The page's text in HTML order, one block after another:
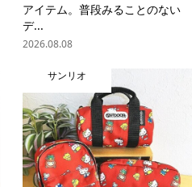
アイテム。普段みることのない
デ...
2026.08.08
サンリオ